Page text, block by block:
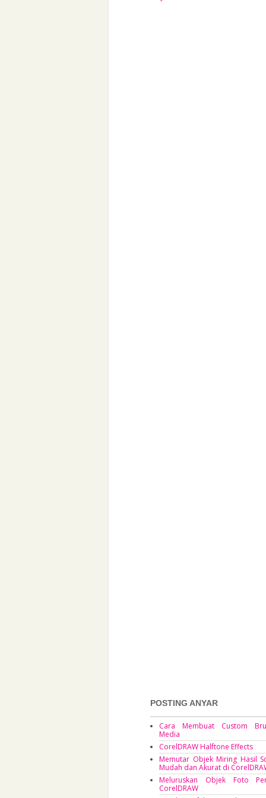
POSTING ANYAR
Cara Membuat Custom
Media
CorelDRAW Halftone Effects
Memutar Objek Miring Hasil
Mudah dan Akurat di
Meluruskan Objek Foto
CorelDRAW